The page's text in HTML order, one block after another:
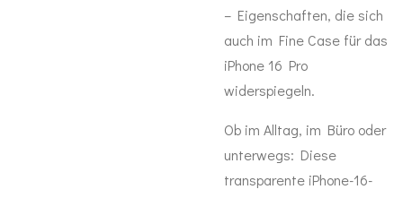
– Eigenschaften, die sich
auch im Fine Case für das
iPhone 16 Pro
widerspiegeln.
Ob im Alltag, im Büro oder
unterwegs: Diese
transparente iPhone-16-